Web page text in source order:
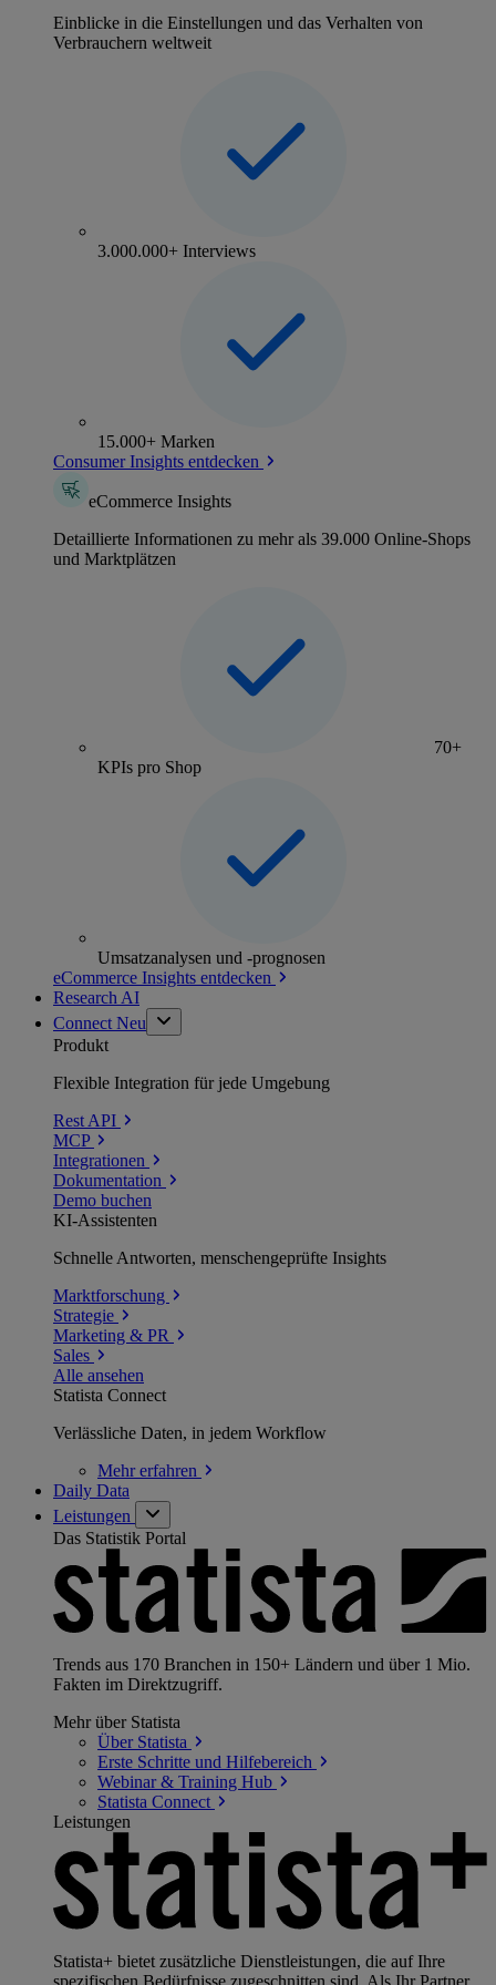
Einblicke in die Einstellungen und das Verhalten von
Verbrauchern weltweit
3.000.000+ Interviews
15.000+ Marken
Consumer Insights entdecken
eCommerce Insights
Detaillierte Informationen zu mehr als 39.000 Online-Shops
und Marktplätzen
70+
KPIs pro Shop
Umsatzanalysen und -prognosen
eCommerce Insights entdecken
Research AI
Connect Neu
Produkt
Flexible Integration für jede Umgebung
Rest API
MCP
Integrationen
Dokumentation
Demo buchen
KI-Assistenten
Schnelle Antworten, menschengeprüfte Insights
Marktforschung
Strategie
Marketing & PR
Sales
Alle ansehen
Statista Connect
Verlässliche Daten, in jedem Workflow
Mehrerfahren
Daily Data
Leistungen
Das Statistik Portal
Trends aus 170 Branchen in 150+ Ländern und über 1 Mio.
Fakten im Direktzugriff.
Mehr über Statista
Über Statista
Erste Schritte und Hilfebereich
Webinar & Training Hub
Statista Connect
Leistungen
Statista+ bietet zusätzliche Dienstleistungen, die auf Ihre
spezifischen Bedürfnisse zugeschnitten sind. Als Ihr Partner